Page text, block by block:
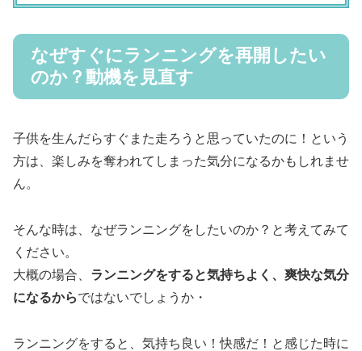
なぜすぐにランニングを再開したい
のか？動機を見直す
子供を生んだらすぐまた走ろうと思っていたのに！という
方は、楽しみを奪われてしまった気分になるかもしれませ
ん。
そんな時は、なぜランニングをしたいのか？と考えてみて
ください。
大概の場合、 ランニングをすると気持ちよく、爽快な気分
になるからではないでしょうか・
ランニングをすると、気持ち良い！快感だ！と感じた時に